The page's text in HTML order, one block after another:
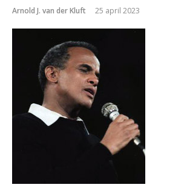
Arnold J. van der Kluft 25 april 2023